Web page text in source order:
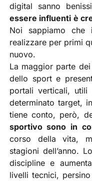
digital sanno
essere influenti è
Noi sappiamo che
realizzare per primi
nuovo.
La maggior parte
dello sport e
portali verticali,
determinato target,
tiene conto, però,
sportivo sono in
corso della vita,
stagioni dell’anno.
discipline e
livelli tecnici,